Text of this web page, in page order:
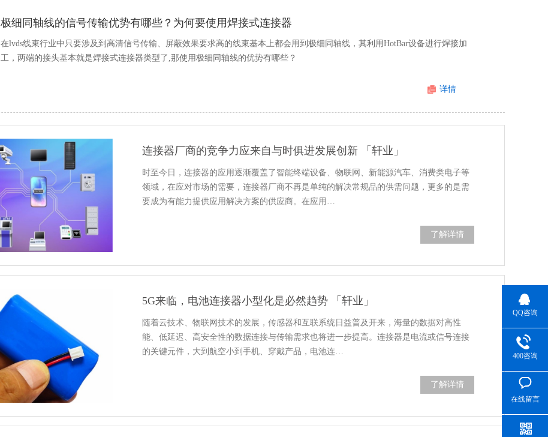
极细同轴线的信号传输优势有哪些？为何要使用焊接式连接器
在lvds线束行业中只要涉及到高清信号传输、屏蔽效果要求高的线束基本上都会用到极细同轴线，其利用HotBar设备进行焊接加
工，两端的接头基本就是焊接式连接器类型了,那使用极细同轴线的优势有哪些？
详情
连接器厂商的竞争力应来自与时俱进发展创新 「轩业」
时至今日，连接器的应用逐渐覆盖了智能终端设备、物联网、新能源汽车、消费类电子等
领域，在应对市场的需要，连接器厂商不再是单纯的解决常规品的供需问题，更多的是需
要成为有能力提供应用解决方案的供应商。在应用…
了解详情
5G来临，电池连接器小型化是必然趋势 「轩业」
随着云技术、物联网技术的发展，传感器和互联系统日益普及开来，海量的数据对高性
能、低延迟、高安全性的数据连接与传输需求也将进一步提高。连接器是电流或信号连接
的关键元件，大到航空小到手机、穿戴产品，电池连…
了解详情
QQ咨询
400咨询
在线留言